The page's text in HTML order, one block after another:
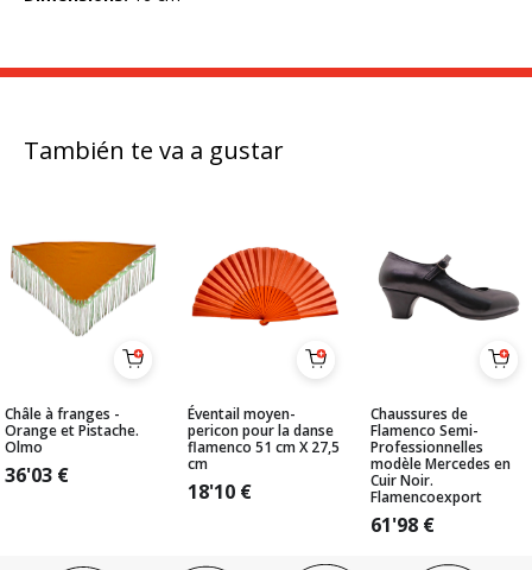
También te va a gustar
Châle à franges -
Orange et Pistache.
Olmo
36'03 €
Éventail moyen-
pericon pour la danse
flamenco 51 cm X 27,5
cm
18'10 €
Chaussures de
Flamenco Semi-
Professionnelles
modèle Mercedes en
Cuir Noir.
Flamencoexport
61'98 €